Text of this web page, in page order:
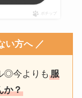
ポチップ
い方へ ／
◎今よりも服
か？